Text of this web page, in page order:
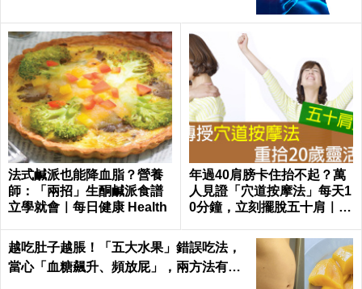
法式鹹派也能降血脂？營養
師：「兩招」生酮鹹派食譜
立學就會｜每日健康 Health
年過40肩膀卡住抬不起？萬
人見證「穴道按摩法」每天1
0分鐘，立刻擺脫五十肩｜每
越吃肚子越脹！「五大水果」錯誤吃法，
當心「血糖飆升、頻放屁」，兩方法有效